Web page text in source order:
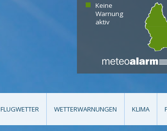
Keine
Warnung
aktiv
FLUGWETTER WETTERWARNUNGEN KLIMA